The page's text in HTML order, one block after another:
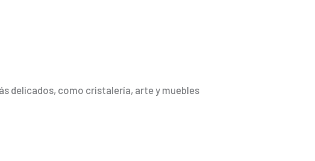
delicados, como cristalería, arte y muebles